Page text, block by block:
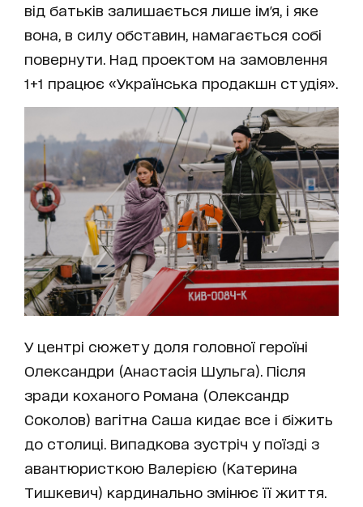
від батьків залишається лише ім'я, і яке
вона, в силу обставин, намагається собі
повернути. Над проектом на замовлення
1+1 працює «Українська продакшн студія».
У центрі сюжету доля головної героїні
Олександри (Анастасія Шульга). Після
зради коханого Романа (Олександр
Соколов) вагітна Саша кидає все і біжить
до столиці. Випадкова зустріч у поїзді з
авантюристкою Валерією (Катерина
Тишкевич) кардинально змінює її життя.